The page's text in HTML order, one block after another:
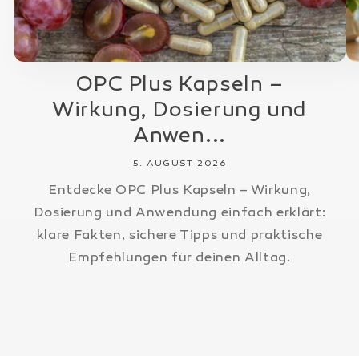
OPC Plus Kapseln –
Wirkung, Dosierung und
Anwen...
5. AUGUST 2026
Entdecke OPC Plus Kapseln – Wirkung,
Dosierung und Anwendung einfach erklärt:
klare Fakten, sichere Tipps und praktische
Empfehlungen für deinen Alltag.